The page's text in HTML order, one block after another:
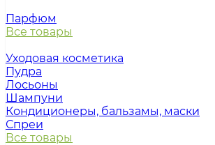
Парфюм
Все товары
Уходовая косметика
Пудра
Лосьоны
Шампуни
Кондиционеры, бальзамы, маски
Спреи
Все товары